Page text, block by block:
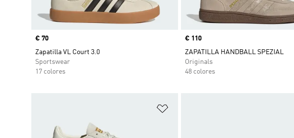
Precio
€ 70
Zapatilla VL Court 3.0
Sportswear
17 colores
Precio
€ 110
ZAPATILLA HANDBALL SPEZIAL
Originals
48 colores